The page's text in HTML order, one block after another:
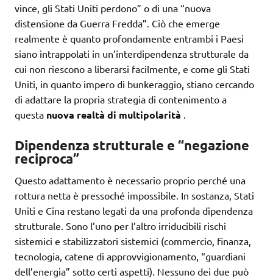
vince, gli Stati Uniti perdono” o di una “nuova
distensione da Guerra Fredda”. Ciò che emerge
realmente è quanto profondamente entrambi i Paesi
siano intrappolati in un’interdipendenza strutturale da
cui non riescono a liberarsi facilmente, e come gli Stati
Uniti, in quanto impero di bunkeraggio, stiano cercando
di adattare la propria strategia di contenimento a
questa nuova realtà di multipolarità
Dipendenza strutturale e “negazione
reciproca”
Questo adattamento è necessario proprio perché una
rottura netta è pressoché impossibile. In sostanza, Stati
Uniti e Cina restano legati da una profonda dipendenza
strutturale. Sono l’uno per l’altro irriducibili rischi
sistemici e stabilizzatori sistemici (commercio, finanza,
tecnologia, catene di approvvigionamento, “guardiani
dell’energia” sotto certi aspetti). Nessuno dei due può